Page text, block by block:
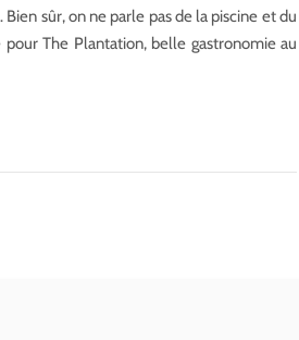
sûr, on ne parle pas de la piscine et du
The Plantation, belle gastronomie au